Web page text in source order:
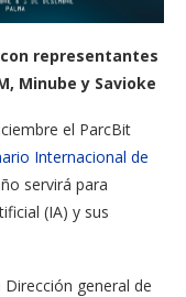
representantes
Minube y Savioke
el ParcBit
Internacional de
servirá para
(IA) y sus
general de